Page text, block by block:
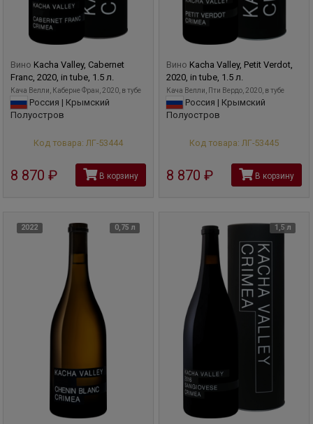
Вино Kacha Valley, Cabernet
Franc, 2020, in tube, 1.5 л.
Кача Велли, Каберне Фран, 2020, в тубе
Россия | Крымский
Полуостров
Код товара: ЛГ-53444
8 870 руб В корзину
Вино Kacha Valley, Petit Verdot,
2020, in tube, 1.5 л.
Кача Велли, Пти Вердо, 2020, в тубе
Россия | Крымский
Полуостров
Код товара: ЛГ-53445
8 870 руб В корзину
2022 0,75 л 1,5 л